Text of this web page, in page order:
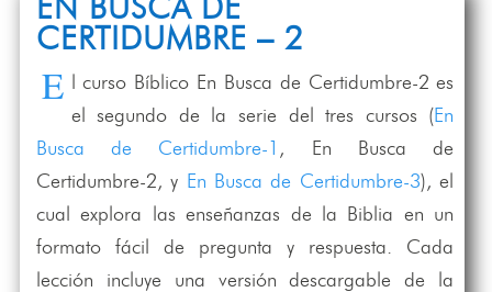
EN BUSCA DE
CERTIDUMBRE – 2
E
l curso Bíblico En Busca de Certidumbre-2 es
el segundo de la serie del tres cursos (En
Busca de Certidumbre-1 , En Busca de
Certidumbre-2, y En Busca de Certidumbre-3), el
cual explora las enseñanzas de la Biblia en un
formato fácil de pregunta y respuesta. Cada
lección incluye una versión descargable de la